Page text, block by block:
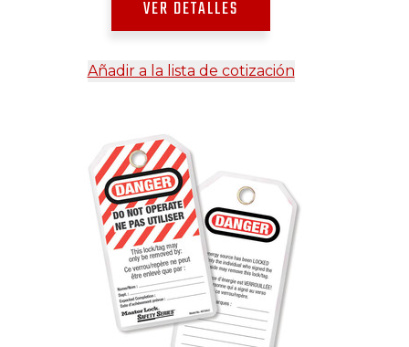
VER DETALLES
Añadir a la lista de cotización